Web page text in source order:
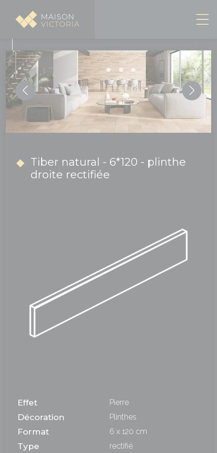
Tiber natural - 6*120 - plinthe
droite rectifiée
Effet Pierre
Décoration Plinthes
Format 6 x 120 cm
Type rectifié